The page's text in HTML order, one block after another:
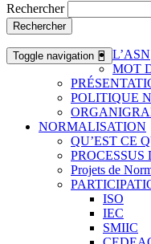
Rechercher
Rechercher
Toggle navigation
L’ASN
MOT
POLITIQUE
NORMALISATION
QU’EST CE
Projets de
ISO
IEC
SMIIC